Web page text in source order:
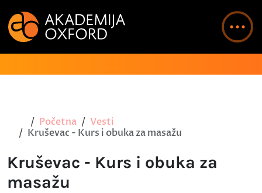
Početna
Vesti
Kruševac - Kurs i obuka za masažu
Kruševac - Kurs i obuka za
masažu